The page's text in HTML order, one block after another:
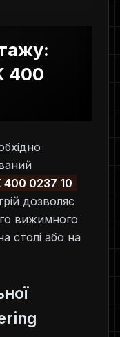
400
400 0237 10
дозволяє
вижимного
столі або на